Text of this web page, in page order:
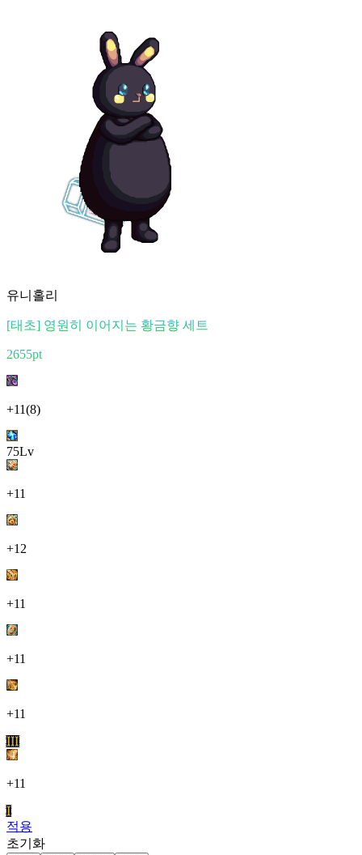
유니홀리
[태초] 영원히 이어지는 황금향 세트
2655pt
+11(8)
75Lv
+11
+12
+11
+11
+11
III
+11
I
적용
초기화